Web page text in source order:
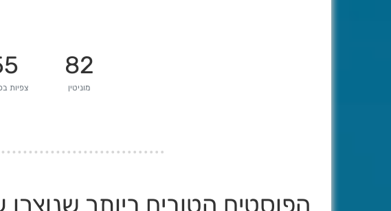
82
מוניטין צפיות
הפוסטים הטובים ביותר שנוצרו